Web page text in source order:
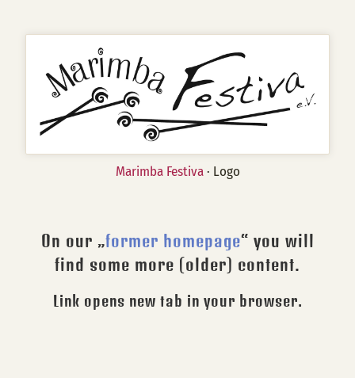
Marimba Festiva· Logo
On our „former homepage“ you will
find some more (older) content.
Link opens new tab in your browser.